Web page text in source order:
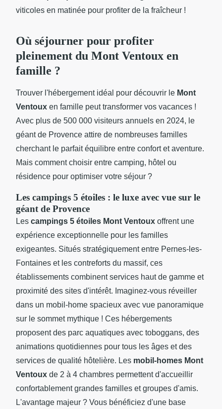
viticoles en matinée pour profiter de la fraîcheur !
Où séjourner pour profiter
pleinement du Mont Ventoux en
famille ?
Trouver l'hébergement idéal pour découvrir le Mont
Ventoux en famille peut transformer vos vacances !
Avec plus de 500 000 visiteurs annuels en 2024, le
géant de Provence attire de nombreuses familles
cherchant le parfait équilibre entre confort et aventure.
Mais comment choisir entre camping, hôtel ou
résidence pour optimiser votre séjour ?
Les campings 5 étoiles : le luxe avec vue sur le
géant de Provence
Les campings 5 étoiles Mont Ventoux offrent une
expérience exceptionnelle pour les familles
exigeantes. Situés stratégiquement entre Pernes-les-
Fontaines et les contreforts du massif, ces
établissements combinent services haut de gamme et
proximité des sites d'intérêt. Imaginez-vous réveiller
dans un mobil-home spacieux avec vue panoramique
sur le sommet mythique ! Ces hébergements
proposent des parc aquatiques avec toboggans, des
animations quotidiennes pour tous les âges et des
services de qualité hôtelière. Les mobil-homes Mont
Ventoux de 2 à 4 chambres permettent d'accueillir
confortablement grandes familles et groupes d'amis.
L'avantage majeur ? Vous bénéficiez d'une base